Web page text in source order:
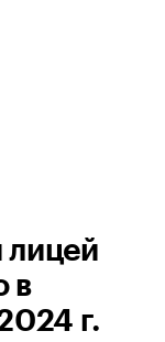
лицей
в
г.